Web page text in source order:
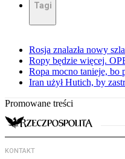
Tagi
Rosja znalazła nowy
Ropy będzie więcej.
Ropa mocno tanieje, bo
Iran użył Hutich, by
Promowane treści
KONTAKT